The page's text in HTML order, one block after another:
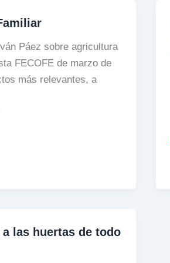
Páez sobre agricultura
FECOFE de marzo de
más relevantes, a
a las huertas de todo